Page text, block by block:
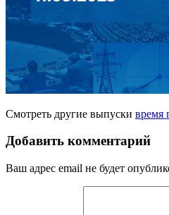
Смотреть другие выпуски время
Добавить комментарий
Ваш адрес email не будет